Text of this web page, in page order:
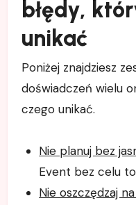
błędy,
unikać
Poniżej znajdziesz
doświadczeń wielu
czego unikać.
Nie planuj bez
Event bez celu
Nie oszczędzaj